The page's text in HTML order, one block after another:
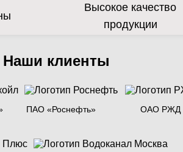
Высокое качество
продукции
Наши клиенты
ПАО «Роснефть» ОАО РЖД